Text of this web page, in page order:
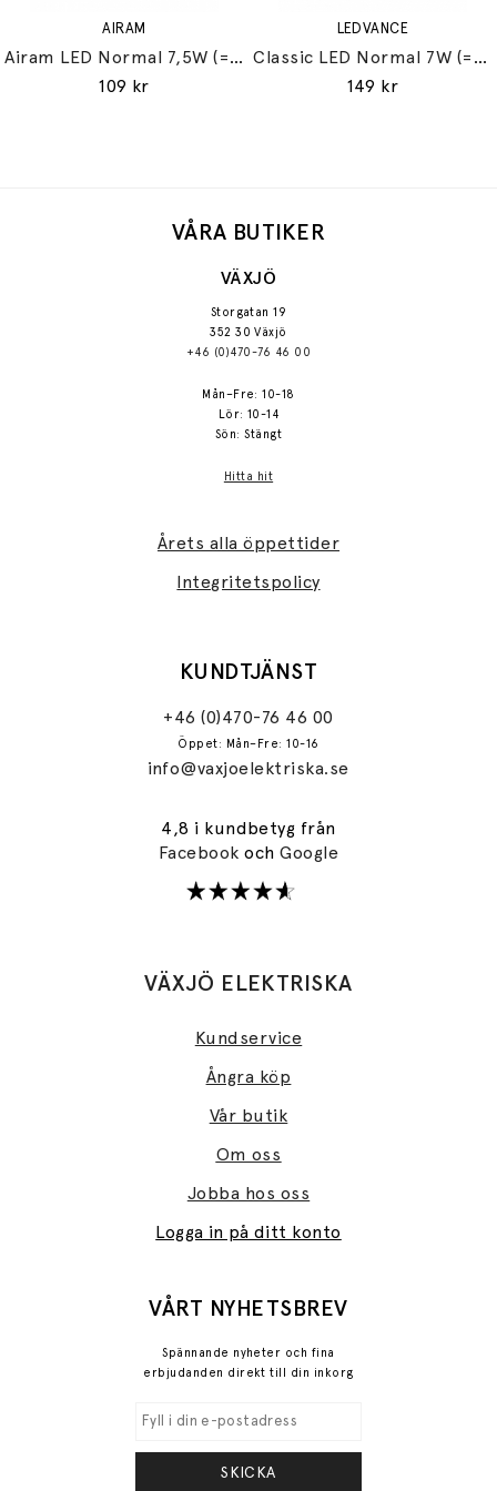
AIRAM
Airam LED Normal 7,5W (=60W) E27
109 kr
LEDVANCE
Classic LED Normal 7W (=60W) E27
149 kr
VÅRA BUTIKER
VÄXJÖ
Storgatan 19
352 30 Växjö
+46 (0)470-76 46 00
Mån–Fre: 10-18
Lör: 10-14
Sön: Stängt
Hitta hit
Årets alla öppettider
Integritetspolicy
KUNDTJÄNST
+46 (0)470-76 46 00
Öppet: Mån–Fre: 10-16
info@vaxjoelektriska.se
4,8 i kundbetyg från
FacebookochGoogle
VÄXJÖ ELEKTRISKA
Kundservice
Ångra köp
Vår butik
Om oss
Jobba hos oss
Logga in på ditt konto
VÅRT NYHETSBREV
Spännande nyheter och fina
erbjudanden direkt till din inkorg
SKICKA